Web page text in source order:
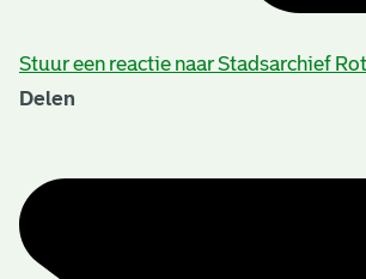
Beschrijving van de series en
Stuur een reactie naar Stadsarchief
Delen